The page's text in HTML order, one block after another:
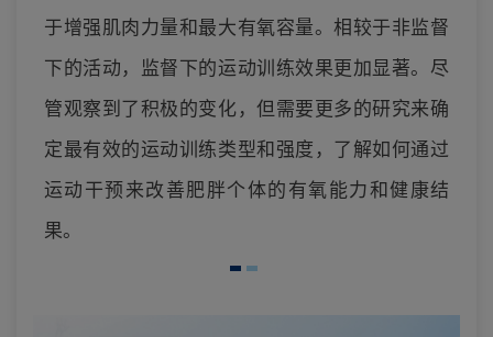
于增强肌肉力量和最大有氧容量。相较于非监督
下的活动，监督下的运动训练效果更加显著。尽
管观察到了积极的变化，但需要更多的研究来确
定最有效的运动训练类型和强度，了解如何通过
运动干预来改善肥胖个体的有氧能力和健康结
果。